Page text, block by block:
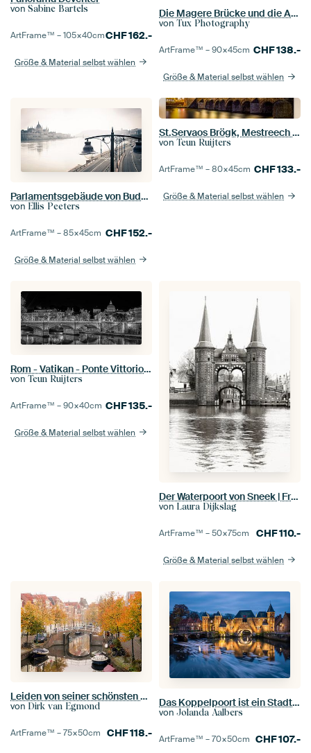
von Sabine Bartels
ArtFrame™ –105×40cmCHF162.-
Größe & Material selbst wählen
Die Magere Brücke und die Amstel in Amsterdam in schwarz-weiß
von Tux Photography
ArtFrame™ –90×45cm CHF138.-
Größe & Material selbst wählen
Parlamentsgebäude von Budapest an der Donau
von Ellis Peeters
ArtFrame™ –85×45cm CHF152.-
Größe & Material selbst wählen
St.Servaos Brögk, Mestreech - Sint Servaas Brücke, Maastricht - Blaue Stunde
von Teun Ruijters
ArtFrame™ –80×45cm CHF133.-
Größe & Material selbst wählen
Rom - Vatikan - Ponte Vittorio Emanuele II bei Nacht in Schwarz und Weiß
von Teun Ruijters
ArtFrame™ –90×40cm CHF135.-
Größe & Material selbst wählen
Der Waterpoort von Sneek | Friesland | Schwarz und Weiß | Fototapete
von Laura Dijkslag
ArtFrame™ –50×75cm CHF110.-
Größe & Material selbst wählen
Leiden von seiner schönsten Seite
von Dirk van Egmond
ArtFrame™ –75×50cm CHF118.-
Das Koppelpoort ist ein Stadttor in Amersfoort - Niederlande
von Jolanda Aalbers
ArtFrame™ –70×50cm CHF107.-